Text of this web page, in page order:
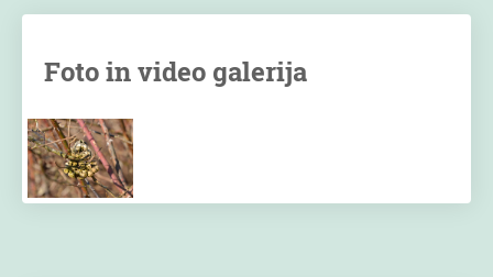
Foto in video galerija